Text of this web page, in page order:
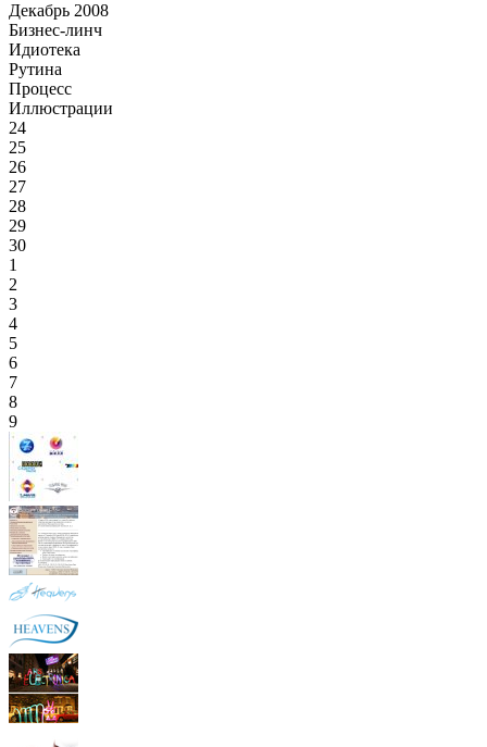
Декабрь 2008
Бизнес-линч
Идиотека
Рутина
Процесс
Иллюстрации
24
25
26
27
28
29
30
1
2
3
4
5
6
7
8
9